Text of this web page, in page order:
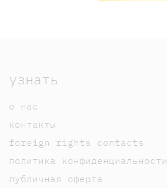
узнать
о нас
контакты
foreign rights contacts
политика конфиденциальности
публичная оферта